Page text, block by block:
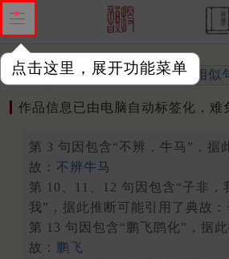
点击这里，展开功能菜单
作品 标注四声 出处、引用 相似
作品信息已由电脑自动标签化，难
第 3 句因包含“不辨，牛马”，据
故： 不辨牛马
第 10、11、12 句因包含“子非，
我”，据此推断可能引用了典故：
第 13 句因包含“鹏飞鹍化”，据
故：
鹏飞